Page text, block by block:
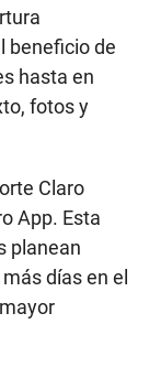
beneficio de
hasta en
fotos y
Claro
App. Esta
planean
días en el